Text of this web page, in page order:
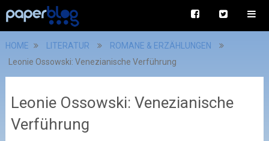
HOME LITERATUR
ROMANE & ERZÄHLUNGEN
Leonie Ossowski: Venezianische Verführung
Leonie Ossowski: Venezianische
Verführung